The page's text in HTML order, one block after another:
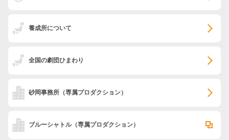
養成所について
全国の劇団ひまわり
砂岡事務所 （専属プロダクション）
ブルーシャトル（専属プロダクション）